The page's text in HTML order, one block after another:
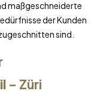
maßgeschneiderte
der Kunden
sind.
– Züri